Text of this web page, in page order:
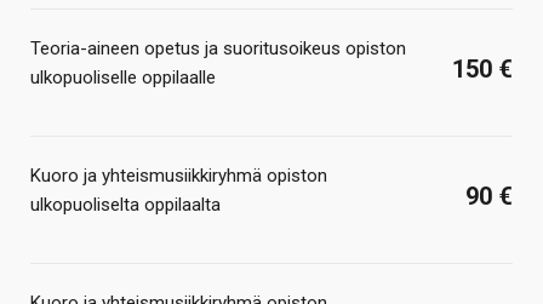
Teoria-aineen opetus ja suoritusoikeus opiston
ulkopuoliselle oppilaalle
150 €
Kuoro ja yhteismusiikkiryhmä opiston
ulkopuoliselta oppilaalta
90 €